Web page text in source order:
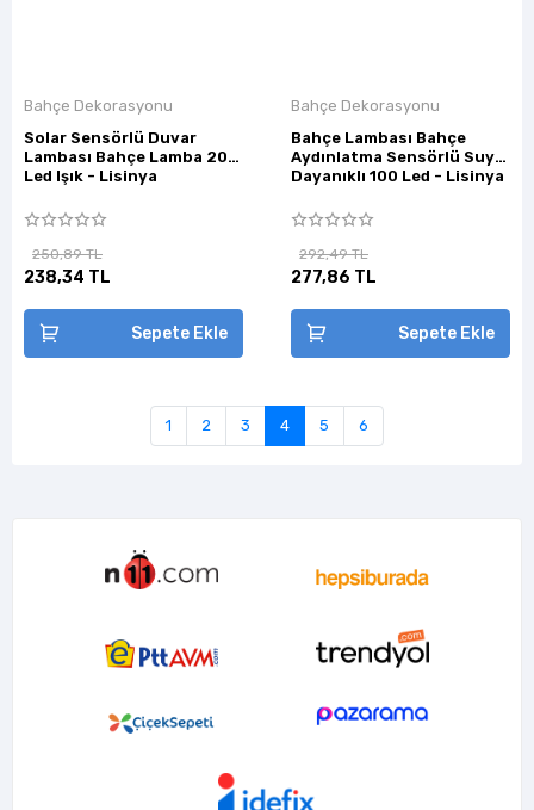
Bahçe Dekorasyonu
Solar Sensörlü Duvar
Lambası Bahçe Lamba 20
Led Işık - Lisinya
250,89 TL
238,34 TL
Sepete Ekle
Bahçe Dekorasyonu
Bahçe Lambası Bahçe
Aydınlatma Sensörlü Suya
Dayanıklı 100 Led - Lisinya
292,49 TL
277,86 TL
Sepete Ekle
1 2 3 4 5 6